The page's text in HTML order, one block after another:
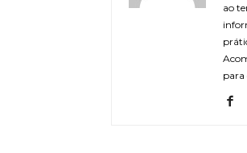
ao
para